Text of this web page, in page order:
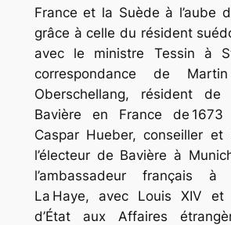
France et la Suède à l’aube
grâce à celle du résident
avec le ministre Tessin à
correspondance de
Oberschellang, résident de
Bavière en France de 1673
Caspar Hueber, conseiller et
l’électeur de Bavière à
l’ambassadeur français
La Haye, avec Louis XIV et
d’État aux Affaires